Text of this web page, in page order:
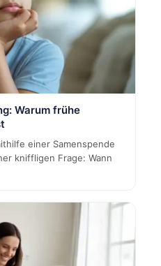
Warum frühe
einer Samenspende
kniffligen Frage: Wann